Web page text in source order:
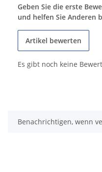
Geben Sie die erste
und helfen Sie Anderen
Artikel bewerten
Es gibt noch keine
Benachrichtigen, wenn